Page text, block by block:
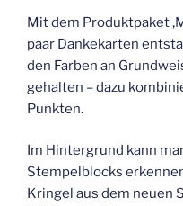
Mit dem Produktpaket
paar Dankekarten
den Farben an
gehalten – dazu
Punkten.
Im Hintergrund kann
Stempelblocks
Kringel aus dem neuen